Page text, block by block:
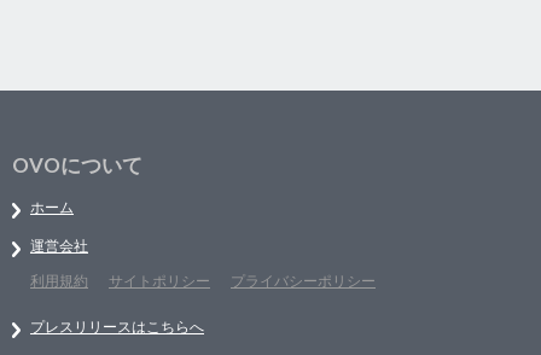
OVOについて
ホーム
運営会社
利用規約
サイトポリシー プライバシーポリシー
プレスリリースはこちらへ